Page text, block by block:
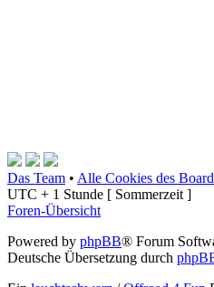
Das Team • Alle Cookies des
UTC + 1 Stunde [ Sommerzeit ]
Foren-Übersicht
Powered by phpBB® Forum
Deutsche Übersetzung durch